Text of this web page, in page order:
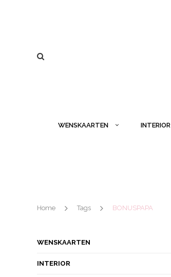
WENSKAARTEN INTERIOR
Home Tags BONUSPAPA
WENSKAARTEN
INTERIOR